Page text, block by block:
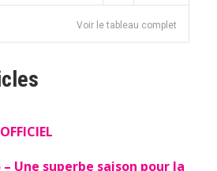
Voir le tableau complet
– Une superbe saison pour la